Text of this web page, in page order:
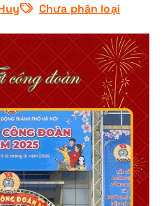
Chưa phân loại